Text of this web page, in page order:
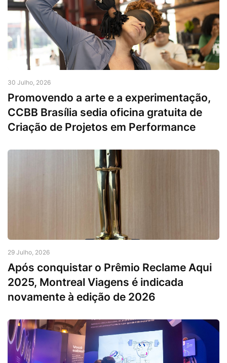
30 Julho, 2026
Promovendo a arte e a experimentação,
CCBB Brasília sedia oficina gratuita de
Criação de Projetos em Performance
29 Julho, 2026
Após conquistar o Prêmio Reclame Aqui
2025, Montreal Viagens é indicada
novamente à edição de 2026